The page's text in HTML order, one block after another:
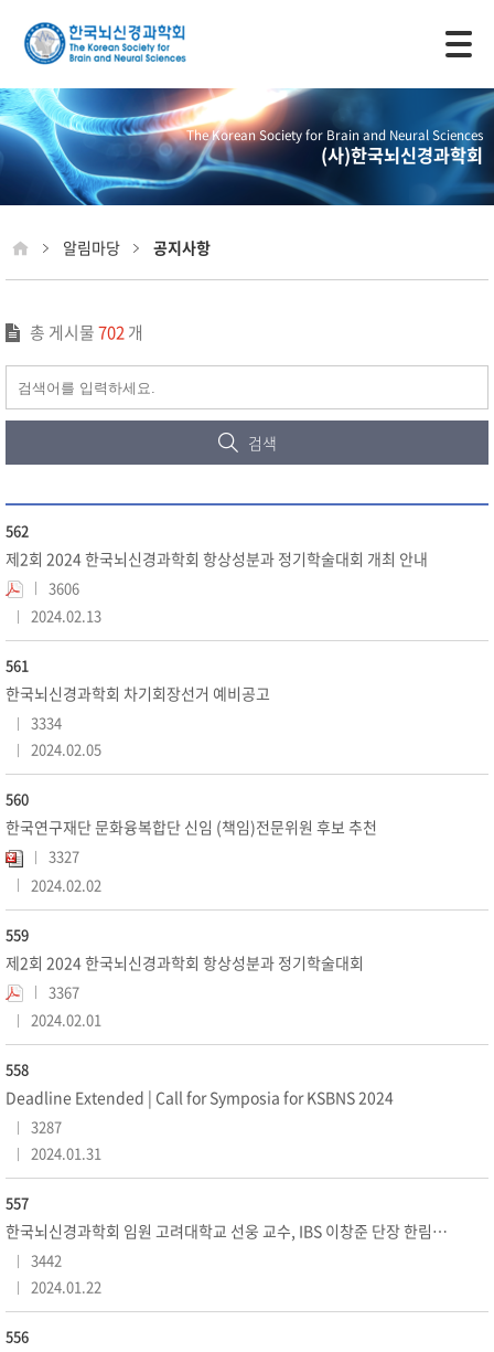
The Korean Society for Brain and Neural Sciences
(사)한국뇌신경과학회
알림마당 공지사항
총 게시물702개
검색
562
제2회 2024 한국뇌신경과학회 항상성분과 정기학술대회 개최 안내
3606
2024.02.13
561
한국뇌신경과학회 차기회장선거 예비공고
3334
2024.02.05
560
한국연구재단 문화융복합단 신임 (책임)전문위원 후보 추천
3327
2024.02.02
559
제2회 2024 한국뇌신경과학회 항상성분과 정기학술대회
3367
2024.02.01
558
Deadline Extended | Call for Symposia for KSBNS 2024
3287
2024.01.31
557
한국뇌신경과학회 임원 고려대학교 선웅 교수, IBS 이창준 단장 한림원 정회원으로 선출
3442
2024.01.22
556